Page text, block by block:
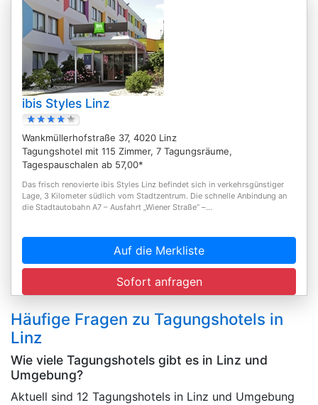
ibis Styles Linz
Wankmüllerhofstraße 37, 4020 Linz
Tagungshotel mit 115 Zimmer, 7 Tagungsräume,
Tagespauschalen ab 57,00*
Das frisch renovierte ibis Styles Linz befindet sich in verkehrsgünstiger
Lage, 3 Kilometer südlich vom Stadtzentrum. Die schnelle Anbindung an
die Stadtautobahn A7 – Ausfahrt „Wiener Straße“ –...
Auf die Merkliste
Sofort anfragen
Häufige Fragen zu Tagungshotels in
Linz
Wie viele Tagungshotels gibt es in Linz und
Umgebung?
Aktuell sind 12 Tagungshotels in Linz und Umgebung